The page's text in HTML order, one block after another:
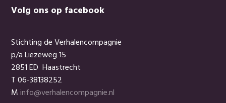
Footer
Volg ons op facebook
Stichting de Verhalencompagnie
p/a Liezeweg 15
2851 ED Haastrecht
T 06-38138252
Minfo@verhalencompagnie.nl